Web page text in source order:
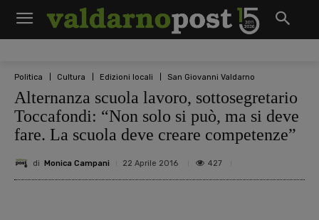
Politica Cultura Edizioni locali San Giovanni Valdarno
Alternanza scuola lavoro, sottosegretario
Toccafondi: “Non solo si può, ma si deve
fare. La scuola deve creare competenze”
di Monica Campani 22 Aprile 2016 427